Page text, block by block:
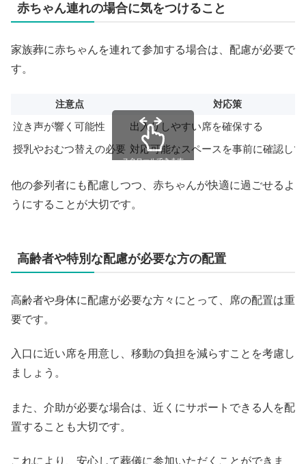
赤ちゃん連れの場合に気をつけること
家族葬に赤ちゃんを連れて参加する場合は、配慮が必要で
す。
注意点 対応策
泣き声が響く可能性
出入りしやすい席を確保する
授乳やおむつ替えの必要 対応可能なスペースを事前に確認し
スクロールできます
他の参列者にも配慮しつつ、赤ちゃんが快適に過ごせるよ
うにすることが大切です。
高齢者や特別な配慮が必要な方の配置
高齢者や身体に配慮が必要な方々にとって、席の配置は重
要です。
入口に近い席を用意し、移動の負担を減らすことを考慮し
ましょう。
また、介助が必要な場合は、近くにサポートできる人を配
置することも大切です。
これにより、安心して葬儀に参加いただくことができま